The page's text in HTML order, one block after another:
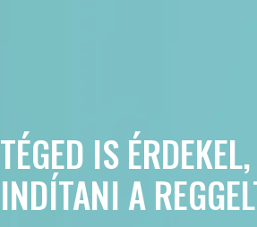
TÉGED IS
INDÍTANI A